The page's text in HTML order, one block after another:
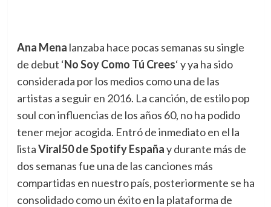
Ana Mena lanzaba hace pocas semanas su single
de debut ‘No Soy Como Tú Crees‘y ya ha sido
considerada por los medios como una de las
artistas a seguir en 2016. La canción, de estilo pop
soul con influencias de los años 60, no ha podido
tener mejor acogida. Entró de inmediato en el la
listaViral50 de Spotify Españay durante más de
dos semanas fue una de las canciones más
compartidas en nuestro país, posteriormente se ha
consolidado como un éxito en la plataforma de